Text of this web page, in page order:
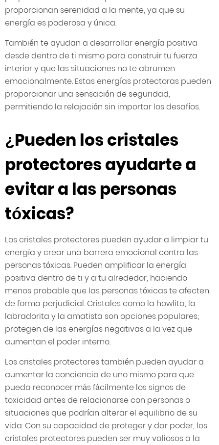
proporcionan serenidad a la mente, ya que su
energía es poderosa y única.
También te ayudan a desarrollar energía positiva
desde dentro de ti mismo para construir tu fuerza
interior y que las situaciones no te abrumen
emocionalmente. Estas energías protectoras pueden
proporcionar una sensación de seguridad,
permitiendo la relajación sin importar los desafíos.
¿Pueden los cristales
protectores ayudarte a
evitar a las personas
tóxicas?
Los cristales protectores pueden ayudar a limpiar tu
energía y crear una barrera emocional contra las
personas tóxicas. Pueden amplificar la energía
positiva dentro de ti y a tu alrededor, haciendo
menos probable que las personas tóxicas te afecten
de forma perjudicial. Cristales como la howlita, la
labradorita y la amatista son opciones populares;
protegen de las energías negativas a la vez que
aumentan el poder interno.
Los cristales protectores también pueden ayudar a
aumentar la conciencia de uno mismo para que
pueda reconocer más fácilmente los signos de
toxicidad antes de relacionarse con personas o
situaciones que podrían alterar el equilibrio de su
vida. Con su capacidad de proteger y dar poder, los
cristales protectores pueden ser muy valiosos a la